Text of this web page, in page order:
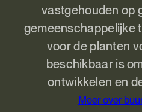
vastgehouden op
gemeenschappelijke
voor de planten
beschikbaar is
ontwikkelen en
Meer over